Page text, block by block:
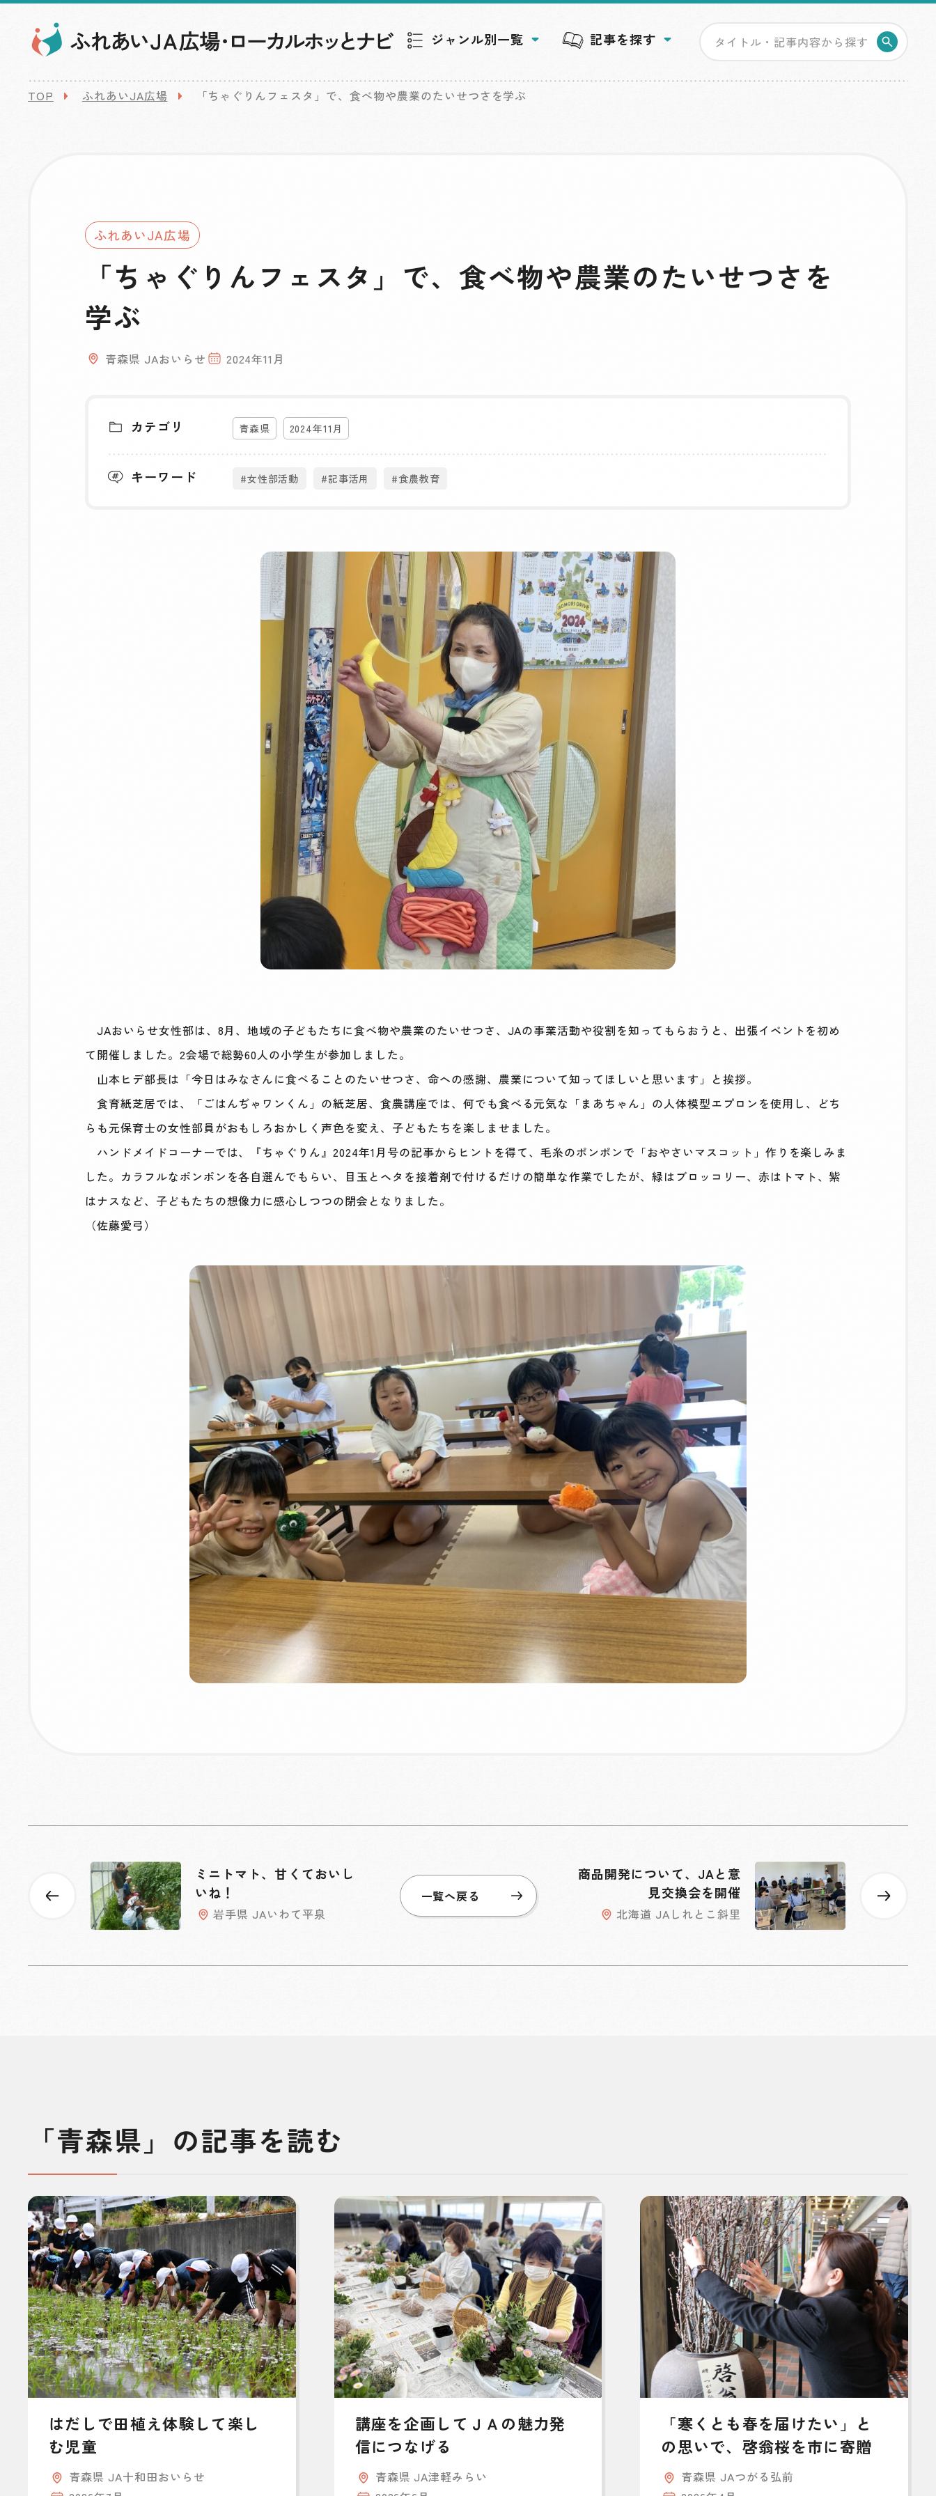
ジャンル別一覧 記事を探す
TOP ふれあいJA広場 「ちゃぐりんフェスタ」で、食べ物や農業のたいせつさを学ぶ
ふれあいJA広場
「ちゃぐりんフェスタ」で、食べ物や農業のたいせつさを
学ぶ
青森県 JAおいらせ 2024年11月
カテゴリ 青森県 2024年11月
キーワード #女性部活動 #記事活用 #食農教育
JAおいらせ女性部は、8月、地域の子どもたちに食べ物や農業のたいせつさ、JAの事業活動や役割を知ってもらおうと、出張イベントを初め
て開催しました。2会場で総勢60人の小学生が参加しました。
山本ヒデ部長は「今日はみなさんに食べることのたいせつさ、命への感謝、農業について知ってほしいと思います」と挨拶。
食育紙芝居では、「ごはんぢゃワンくん」の紙芝居、食農講座では、何でも食べる元気な「まあちゃん」の人体模型エプロンを使用し、どち
らも元保育士の女性部員がおもしろおかしく声色を変え、子どもたちを楽しませました。
ハンドメイドコーナーでは、『ちゃぐりん』2024年1月号の記事からヒントを得て、毛糸のポンポンで「おやさいマスコット」作りを楽しみま
した。カラフルなポンポンを各自選んでもらい、目玉とヘタを接着剤で付けるだけの簡単な作業でしたが、緑はブロッコリー、赤はトマト、紫
はナスなど、子どもたちの想像力に感心しつつの閉会となりました。
（佐藤愛弓）
ミニトマト、甘くておいし
いね！
岩手県 JAいわて平泉
商品開発について、JAと意
見交換会を開催
北海道 JAしれとこ斜里
一覧へ戻る
「青森県」の記事を読む
はだしで田植え体験して楽し
む児童
青森県 JA十和田おいらせ
講座を企画してＪＡの魅力発
信につなげる
青森県 JA津軽みらい
「寒くとも春を届けたい」と
の思いで、啓翁桜を市に寄贈
青森県 JAつがる弘前